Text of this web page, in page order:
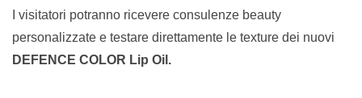
I visitatori potranno ricevere consulenze beauty
personalizzate e testare direttamente le texture dei nuovi
DEFENCE COLOR Lip Oil.